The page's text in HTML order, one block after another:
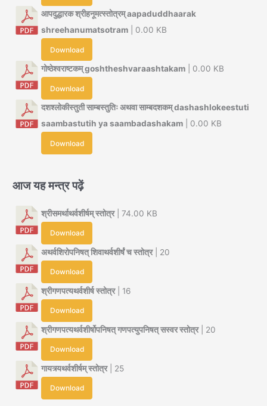
आपदुद्धारक श्रीहनूमत्स्तोत्रम् aapaduddhaarak
shreehanumatsotram | 0.00 KB
Download
गोष्ठेश्वराष्टकम् goshtheshvaraashtakam | 0.00 KB
Download
दशश्लोकीस्तुती साम्बस्तुतिः अथवा साम्बदशकम् dashashlokeestuti
saambastutih ya saambadashakam | 0.00 KB
Download
आज यह मन्त्र पढ़ें
श्रीसमर्थाथर्वशीर्षम् स्तोत्र| 74.00 KB
Download
अथर्वशिरोपनिषत् शिवाथर्वशीर्षं च स्तोत्र| 20
Download
श्रीगणपत्यथर्वशीर्ष स्तोत्र| 16
Download
श्रीगणपत्यथर्वशीर्षोपनिषत् गणपत्युपनिषत् सस्वर स्तोत्र| 20
Download
गायत्र्यथर्वशीर्षम् स्तोत्र| 25
Download